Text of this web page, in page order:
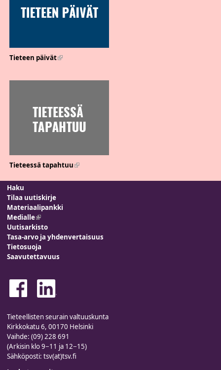
Tieteen päivät(link is external)
Tieteessä tapahtuu(link is external)
Haku
Tilaa uutiskirje
Materiaalipankki
Medialle(link is external)
Uutisarkisto
Tasa-arvo ja yhdenvertaisuus
Tietosuoja
Saavutettavuus
Tieteellisten seurain valtuuskunta
Kirkkokatu 6, 00170 Helsinki
Vaihde: (09) 228 691
(Arkisin klo 9−11 ja 12−15)
Sähköposti: tsv(at)tsv.fi